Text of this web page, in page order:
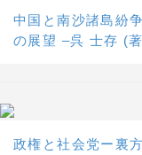
中国と南沙諸島紛
の展望 –呉 士存 (
政権と社会党ー裏